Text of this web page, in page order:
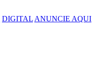
DIGITAL ANUNCIE AQUI